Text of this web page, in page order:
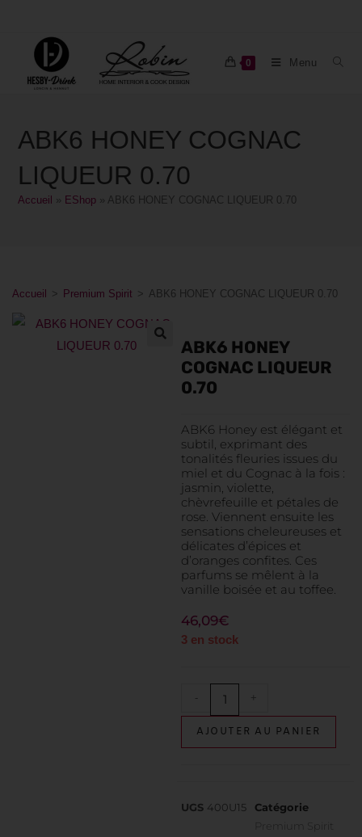
0 Menu
ABK6 HONEY COGNAC
LIQUEUR 0.70
Accueil EShop ABK6 HONEY COGNAC LIQUEUR 0.70
Accueil > Premium Spirit > ABK6 HONEY COGNAC LIQUEUR 0.70
ABK6 HONEY
COGNAC LIQUEUR
0.70
ABK6 Honey est élégant et
subtil, exprimant des
tonalités fleuries issues du
miel et du Cognac à la fois :
jasmin, violette,
chèvrefeuille et pétales de
rose. Viennent ensuite les
sensations cheleureuses et
délicates d’épices et
d’oranges confites. Ces
parfums se mêlent à la
vanille boisée et au toffee.
46,09€
3 en stock
- +
AJOUTER AU PANIER
UGS 400U15
Catégorie
Premium Spirit